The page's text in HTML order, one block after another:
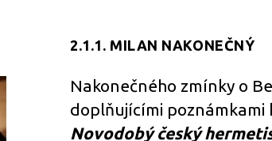
2.1.1. MILAN NAKONEČNÝ
Nakonečného zmínky o
doplňujícími poznámkami
Novodobý český